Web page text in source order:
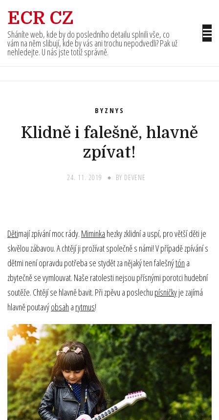
content
ECR CZ
Sháníte web, kde by do posledního detailu splnili vše, co
vám na něm slibují, kde by vás ani trochu nepodvedli? Pak už
nehledejte. U nás jste totiž správně.
BYZNYS
Klidně i falešně, hlavně
zpívat!
24. 11. 2019 BY DEVENE
Dětimají zpívání moc rády. Miminka hezky zklidní a uspí, pro větší děti je
skvělou zábavou. A chtějí ji prožívat společně s námi! V případě zpívání s
dětmi není opravdu potřeba se stydět za nějaký ten falešnýtón a
zbytečně se vymlouvat. Naše ratolesti nejsou přísnými porotci hudební
soutěže. Chtějí se hlavně bavit. Při zpěvu a poslechu písničkyje zajímá
hlavně poutavýobsah a rytmus!